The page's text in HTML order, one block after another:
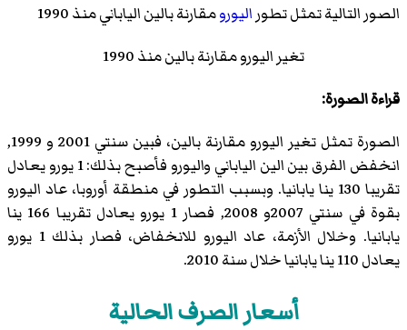
الصور التالية تمثل تطور اليورومقارنة بالين الياباني منذ 1990
تغير اليورو مقارنة بالين منذ 1990
قراءة الصورة:
الصورة تمثل تغير اليورو مقارنة بالين، فبين سنتي 2001 و 1999,
انخفض الفرق بين الين الياباني واليورو فأصبح بذلك: 1 يورو يعادل
تقريبا 130 ينا يابانيا. وبسبب التطور في منطقة أوروبا، عاد اليورو
بقوة في سنتي 2007و 2008, فصار 1 يورو يعادل تقريبا 166 ينا
يابانيا. وخلال الأزمة، عاد اليورو للانخفاض، فصار بذلك 1 يورو
يعادل 110 ينا يابانيا خلال سنة 2010.
أسعار الصرف الحالية